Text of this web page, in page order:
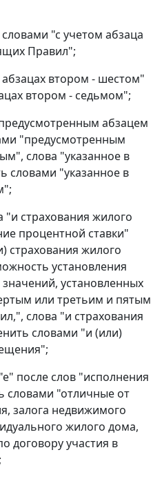
"с учетом абзаца
Правил";
втором - шестом"
втором - седьмом";
абзацем
"предусмотренным
слова "указанное в
словами "указанное в
"и страхования жилого
процентной ставки"
страхования жилого
установления
установленных
или третьим и пятым
слова "и страхования
словами "и (или)
после слов "исполнения
словами "отличные от
залога недвижимого
жилого дома,
договору участия в